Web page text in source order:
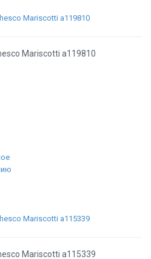
Mariscotti а119810
Mariscotti а115339